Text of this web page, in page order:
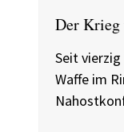
Der Krieg
Seit
Waffe im